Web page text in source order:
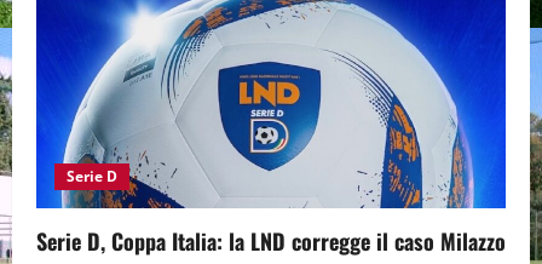
Serie D
Serie D, Coppa Italia: la LND corregge il caso Milazzo